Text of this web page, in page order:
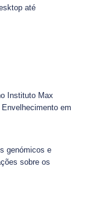
até
Instituto Max
em
genómicos e
sobre os